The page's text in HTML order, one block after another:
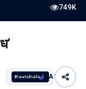
749K
AI